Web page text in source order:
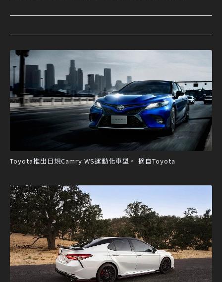
Toyota推出日規Camry WS運動化車型。 摘自Toyota